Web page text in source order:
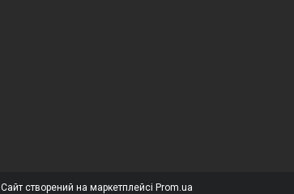
Сайт створений на маркетплейсі Prom.ua